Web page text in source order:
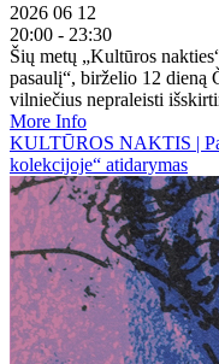
2026 06 12
20:00 - 23:30
Šių metų „Kultūros
pasaulį“, birželio 12
vilniečius nepraleisti
More Info
KULTŪROS NAKTIS |
kolekcijoje“ atidarymas